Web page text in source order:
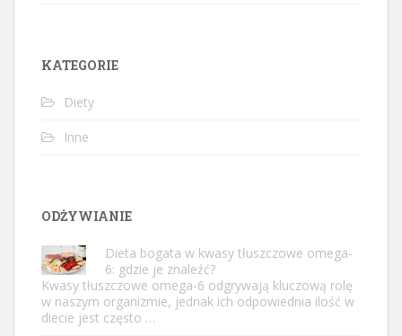
KATEGORIE
Diety
Inne
ODŻYWIANIE
Dieta bogata w kwasy tłuszczowe omega-
6: gdzie je znaleźć?
Kwasy tłuszczowe omega-6 odgrywają kluczową rolę
w naszym organizmie, jednak ich odpowiednia ilość w
diecie jest często …